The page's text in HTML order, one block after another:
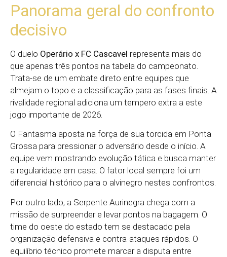
Panorama geral do confronto
decisivo
O duelo Operário x FC Cascavel representa mais do
que apenas três pontos na tabela do campeonato.
Trata-se de um embate direto entre equipes que
almejam o topo e a classificação para as fases finais. A
rivalidade regional adiciona um tempero extra a este
jogo importante de 2026.
O Fantasma aposta na força de sua torcida em Ponta
Grossa para pressionar o adversário desde o início. A
equipe vem mostrando evolução tática e busca manter
a regularidade em casa. O fator local sempre foi um
diferencial histórico para o alvinegro nestes confrontos.
Por outro lado, a Serpente Aurinegra chega com a
missão de surpreender e levar pontos na bagagem. O
time do oeste do estado tem se destacado pela
organização defensiva e contra-ataques rápidos. O
equilíbrio técnico promete marcar a disputa entre